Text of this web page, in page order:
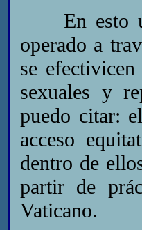
En esto
operado a
se
sexuales y
puedo citar:
acceso
dentro de
partir de
Vaticano.